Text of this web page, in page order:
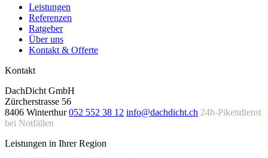
Leistungen
Referenzen
Ratgeber
Über uns
Kontakt & Offerte
Kontakt
DachDicht GmbH
Zürcherstrasse 56
8406 Winterthur 052 552 38 12 info@dachdicht.ch 24h-Pikettdienst
bei Notfällen
Leistungen in Ihrer Region